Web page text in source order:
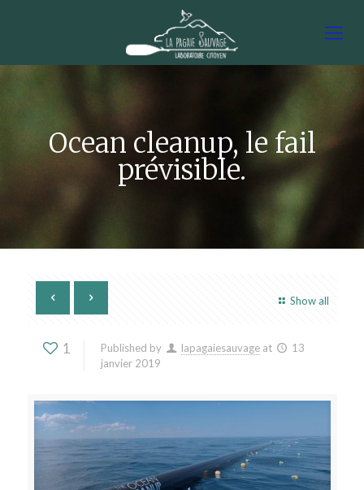
Ocean cleanup, le fail
prévisible.
Show all
1 Published by lapagaiesauvage at
13
janvier 2019